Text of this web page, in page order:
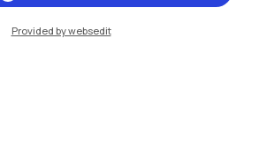
Provided by websedit